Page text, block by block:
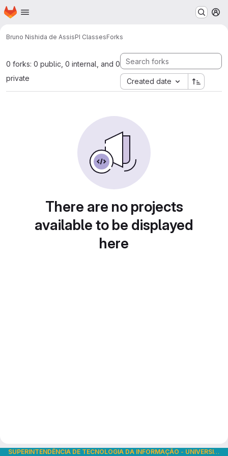
Skip to main content
Homepage
Bruno Nishida de AssisPI ClassesForks
0 forks: 0 public, 0 internal, and 0
private
Created date
There are no projects
available to be displayed
here
SUPERINTENDÊNCIA DE TECNOLOGIA DA INFORMAÇÃO - UNIVERSIDADE DE SÃO PAULO